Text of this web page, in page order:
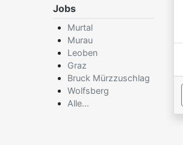
Jobs
Murtal
Murau
Leoben
Graz
Bruck Mürzzuschlag
Wolfsberg
Alle...